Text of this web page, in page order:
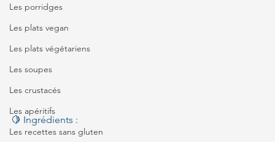
Les porridges
Les plats vegan
Les plats végétariens
Les soupes
Les crustacés
Les apéritifs
Les recettes sans gluten
🍋 Ingrédients :